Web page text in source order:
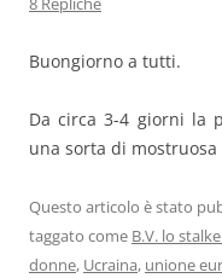
Buongiorno a tutti.
Da circa 3-4 giorni la
una sorta di
Questo articolo è stato
taggato come B.V. lo
donne, Ucraina, unione